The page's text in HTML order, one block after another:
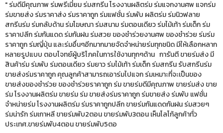
" ร่มดีมีคุณภาพ ร่มพรีเมี่ยม ร่มสกรีน โรงงานผลิตร่ม ร่มแจกงานศพ แจกร่ม
ร่มขายส่ง ร่มราคาส่ง ร่มราคาถูก ร่มแฟชั่น ร่มพับ ผลิตร่ม ร่มนิวฟลาย
สกรีนร่ม ร่มกลับด้าน ร่มโฆษณา ร่มสนาม ร่มตอนเดียว ร่มไม้เท้า ร่มเด็ก ร่ม
ราคาปลีก ร่มกันแดด ร่มกันฝน ร่มสวย ของชำร่วยงานศพ ของชำร่วย ร่มร่ม
ราคาถูก ร่มญี่ปุ่น และร่มอื่นๆอีกมากมายจัดจำหน่ายร่มทุกชนิด มีให้เลือกหลาก
หลายรูปแบบ ตอบโจทย์ผู้บริโภคในการใช้งานทุกๆด้าน การันตี ขายร่มส่ง มี
สินค้าร่ม ร่มพับ ร่มตอนเดียว ร่มยาว ร่มไม้เท้า ร่มเด็ก ร่มสกรีน รับสกรีนร่ม
ขายส่งร่มราคาถูก คุณลูกค้าสามารถเอาร่มไปแจก ร่มเหมาะที่จะเป็นของ
ขายส่งของชำร่วย ของชำร่วยราคาถูก ร่ม ขายร่มดีมีคุณภาพ ขายร่มส่ง ขาย
ร่ม โรงงานผลิตร่ม ขายร่ม ร่ม ขายส่งร่มราคาถูก ร่มขายส่ง ร่มพับ แฟชั่น
จำหน่ายร่ม โรงงานผลิตร่ม ร่มราคาถูกปลีก ขายร่มกันแดดกันฝน ร่มสวยๆ
ร่มน่ารัก ร่มเกาหลี ขายร่มพับ2ตอน ขายร่มพับ3ตอน เห็นโลโก้ลูกค้าทั่ว
ประเทศ.ขายร่มพับ4ตอน ขายร่มพับ5ตอ